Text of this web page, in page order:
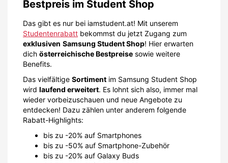
Bestpreis im Student Shop
Das gibt es nur bei iamstudent.at! Mit unserem
Studentenrabatt bekommst du jetzt Zugang zum
exklusiven Samsung Student Shop! Hier erwarten
dich österreichische Bestpreise sowie weitere
Benefits.
Das vielfältige Sortiment im Samsung Student Shop
wird laufend erweitert. Es lohnt sich also, immer mal
wieder vorbeizuschauen und neue Angebote zu
entdecken! Dazu zählen unter anderem folgende
Rabatt-Highlights:
bis zu -20% auf Smartphones
bis zu -50% auf Smartphone-Zubehör
bis zu -20% auf Galaxy Buds